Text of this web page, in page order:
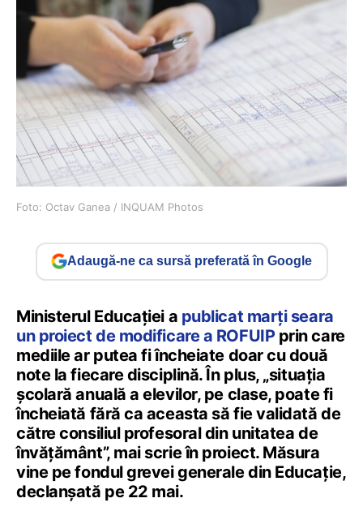
Foto: Octav Ganea / INQUAM Photos
Adaugă-ne ca sursă preferată în Google
Ministerul Educației a publicat marți seara
un proiect de modificare a ROFUIPprin care
mediile ar putea fi încheiate doar cu două
note la fiecare disciplină. În plus, „situația
școlară anuală a elevilor, pe clase, poate fi
încheiată fără ca aceasta să fie validată de
către consiliul profesoral din unitatea de
învățământ”, mai scrie în proiect. Măsura
vine pe fondul grevei generale din Educație,
declanșată pe 22 mai.